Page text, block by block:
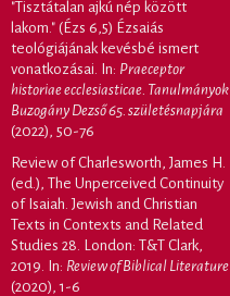
"Tisztátalan ajkú nép között
lakom." (Ézs 6,5) Ézsaiás
teológiájának kevésbé ismert
vonatkozásai . In: Praeceptor
historiae ecclesiasticae. Tanulmányok
Buzogány Dezső 65. születésnapjára
(2022), 50-76
Review of Charlesworth, James H.
(ed.), The Unperceived Continuity
of Isaiah. Jewish and Christian
Texts in Contexts and Related
Studies 28. London: T&T Clark,
2019 . In: Review of Biblical Literature
(2020), 1-6